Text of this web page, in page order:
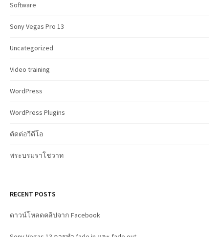
Software
Sony Vegas Pro 13
Uncategorized
Video training
WordPress
WordPress Plugins
ตัดต่อวีดีโอ
พระบรมราโชวาท
RECENT POSTS
ดาวน์โหลดคลิปจาก Facebook